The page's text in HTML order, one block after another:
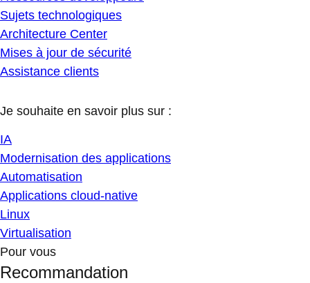
Sujets technologiques
Architecture Center
Mises à jour de sécurité
Assistance clients
Je souhaite en savoir plus sur :
IA
Modernisation des applications
Automatisation
Applications cloud-native
Linux
Virtualisation
Pour vous
Recommandation